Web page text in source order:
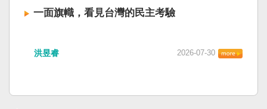
一面旗幟，看見台灣的民主考驗
洪昱睿 2026-07-30